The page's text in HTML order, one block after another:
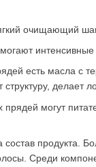
очищающий
есть масла с
структуру,
прядей могут
продукта.
Среди